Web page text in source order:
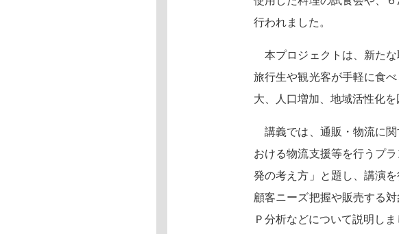
行われました。
本プロジェクトは、新た
旅行生や観光客が手軽に食
大、人口増加、地域活性化を
講義では、通販・物流に
おける物流支援等を行うプ
発の考え方」と題し、講演
顧客ニーズ把握や販売する
Ｐ分析などについて説明しま